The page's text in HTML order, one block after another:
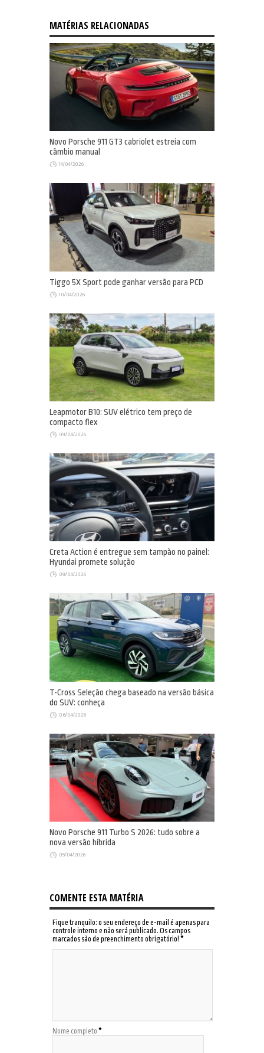
MATÉRIAS RELACIONADAS
Novo Porsche 911 GT3 cabriolet estreia com
câmbio manual
14/04/2026
Tiggo 5X Sport pode ganhar versão para PCD
10/04/2026
Leapmotor B10: SUV elétrico tem preço de
compacto flex
09/04/2026
Creta Action é entregue sem tampão no painel:
Hyundai promete solução
09/04/2026
T-Cross Seleção chega baseado na versão básica
do SUV: conheça
06/04/2026
Novo Porsche 911 Turbo S 2026: tudo sobre a
nova versão híbrida
05/04/2026
COMENTE ESTA MATÉRIA
Fique tranquilo: o seu endereço de e-mail é apenas para
controle interno e não será publicado. Os campos
marcados são de preenchimento obrigatório! *
Nome completo *